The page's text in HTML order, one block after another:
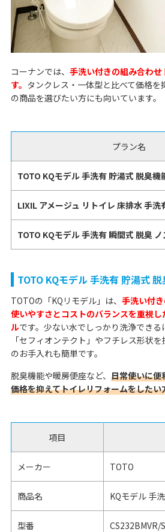
コーナンでは、 手洗い付きの組み合わ
す。 タンクレス・一体型と比べて価格を
の商品を選びたい方にも向いています。
プラン名
TOTO KQモデル 手洗有 貯湯式 脱臭機
LIXIL アメージュ リトイレ 床排水 手洗
TOTO KQモデル 手洗有 瞬間式 脱臭
TOTO KQモデル 手洗有 貯湯式
TOTOの「KQリモデル」は、 手洗い付き
使いやすさとコストのバランスを重視
ルです。少ない水でしっかり洗浄でき
「セフィオンテクト」やフチレス形状
のお手入れも簡単です。
脱臭機能や暖房便座など、 日常使いに便
価格を抑えてトイレリフォームをしたい
項目
メーカー TOTO
商品名 KQモデル 手
型番 CS232BMVR/